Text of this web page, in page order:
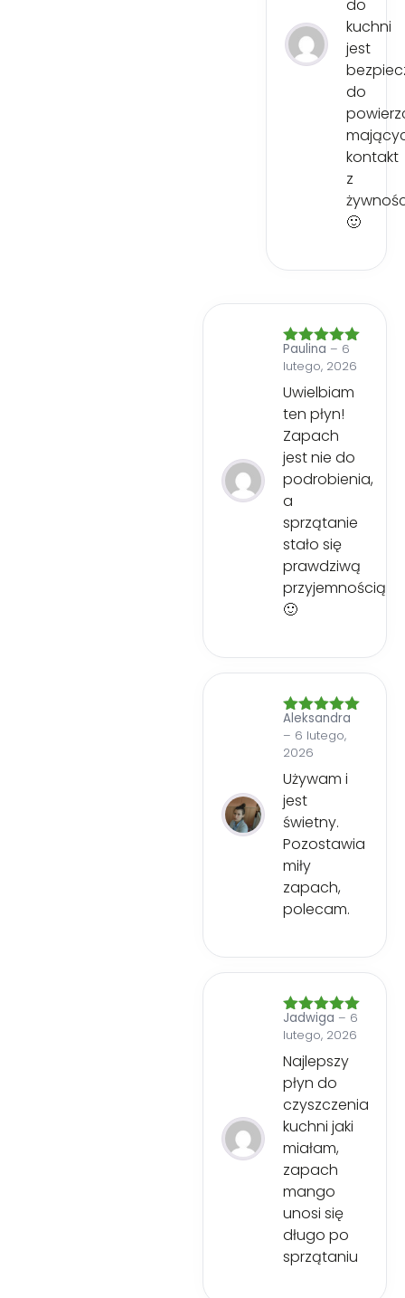
do
kuchni
jest
do
kontakt
z
🙂
Oceniono5
na 5
Paulina – 6
lutego, 2026
Uwielbiam
ten płyn!
Zapach
jest nie do
podrobienia,
a
sprzątanie
stało się
prawdziwą
przyjemnością
🙂
Oceniono5
na 5
Aleksandra
– 6 lutego,
2026
Używam i
jest
świetny.
Pozostawia
miły
zapach,
polecam.
Oceniono
5
na 5
Jadwiga – 6
lutego, 2026
Najlepszy
płyn do
czyszczenia
kuchni jaki
miałam,
zapach
mango
unosi się
długo po
sprzątaniu